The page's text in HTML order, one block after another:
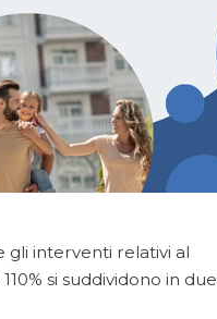
gli interventi relativi al
si suddividono in due